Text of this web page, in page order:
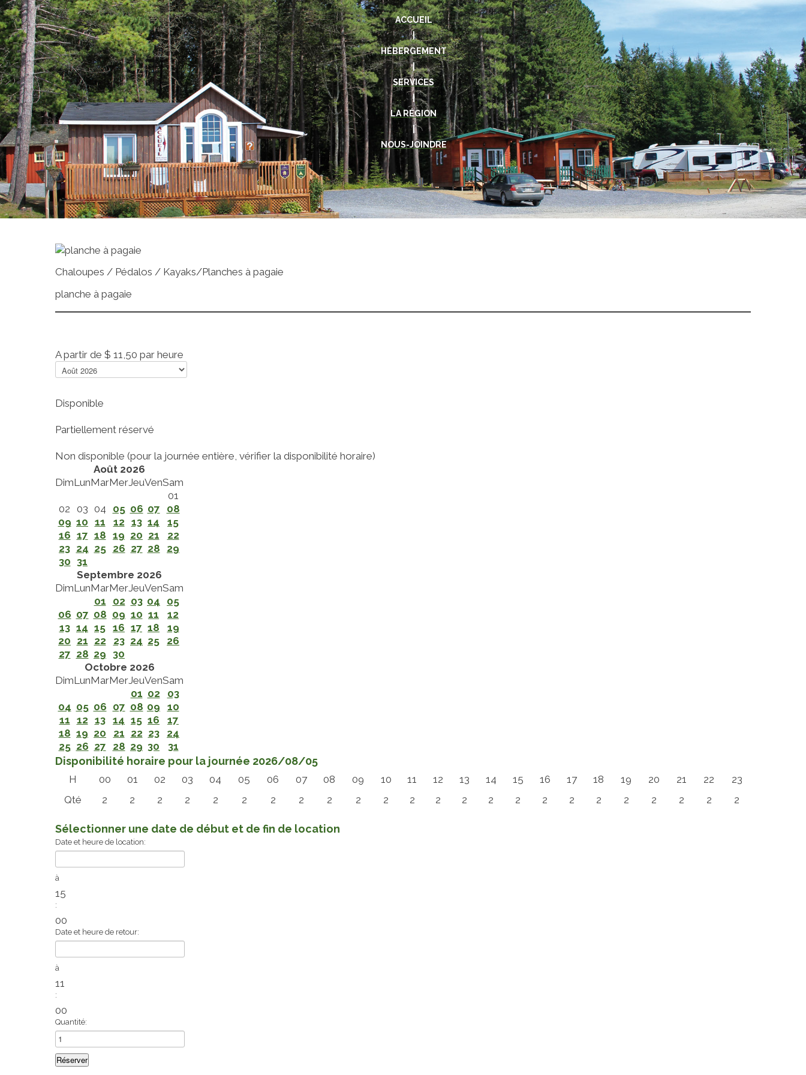
ACCUEIL
|
HÉBERGEMENT
|
SERVICES
|
LA RÉGION
|
NOUS-JOINDRE
Chaloupes / Pédalos / Kayaks/Planches à pagaie
planche à pagaie
A partir de $ 11,50 par heure
Disponible
Partiellement réservé
Non disponible (pour la journée entière, vérifier la disponibilité horaire)
Août 2026
DimLunMarMerJeuVenSam
01
02 03 04 05 06 07
08
09 10 11 12 13 14
15
16 17 18 19 20 21
22
23 24 25 26 27 28
29
30 31
Septembre 2026
DimLunMarMerJeuVenSam
01
02 03 04
05
06 07 08 09 10 11
12
13 14 15 16 17 18
19
20 21 22 23 24 25
26
27 28 29 30
Octobre 2026
DimLunMarMerJeuVenSam
01 02
03
04 05 06 07 08 09
10
11 12 13 14 15 16
17
18 19 20 21 22 23
24
25 26 27 28 29 30 31
Disponibilité horaire pour la journée 2026/08/05
H 00 01 02 03 04 05 06 07 08 09 10 11 12 13 14 15 16 17 18 19 20 21 22
23
Qté
2 2 2 2 2 2 2 2 2 2 2 2 2 2 2 2 2 2 2 2 2 2 2 2
Sélectionner une date de début et de fin de location
Date et heure de location:
à
15
:
00
Date et heure de retour:
à
11
:
00
Quantité: